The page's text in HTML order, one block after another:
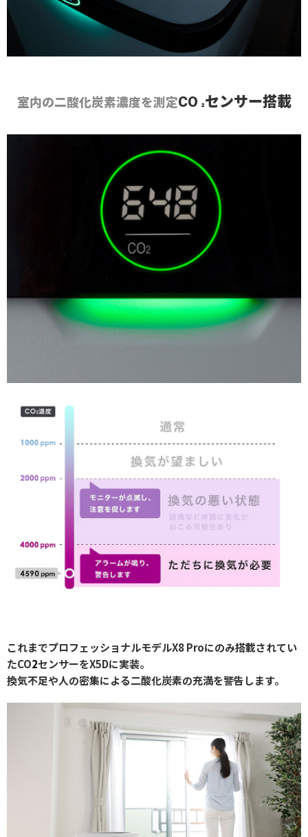
室内の二酸化炭素濃度を測定CO 2センサー搭載
これまでプロフェッショナルモデルX8 Proにのみ搭載されてい
たCO2センサーをX5Dに実装。
換気不足や人の密集による二酸化炭素の充満を警告します。